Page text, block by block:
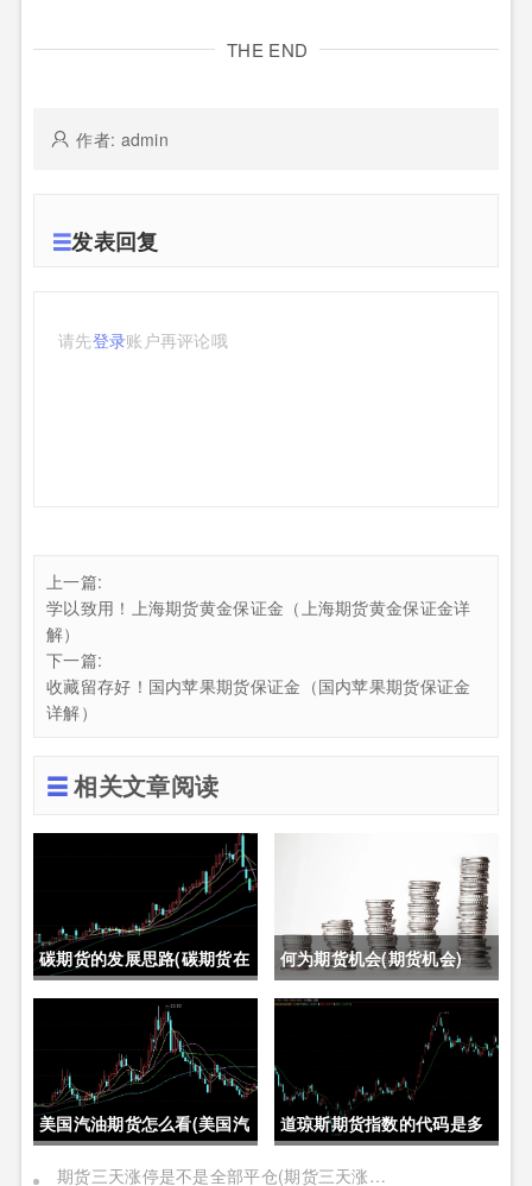
THE END
作者: admin
发表回复
请先登录账户再评论哦
上一篇:
学以致用！上海期货黄金保证金（上海期货黄金保证金详
解）
下一篇:
收藏留存好！国内苹果期货保证金（国内苹果期货保证金
详解）
相关文章阅读
碳期货的发展思路(碳期货在
中国的发展)
何为期货机会(期货机会)
美国汽油期货怎么看(美国汽
油期货价格)
道琼斯期货指数的代码是多
少位(道琼斯期货指数的代码
期货三天涨停是不是全部平仓(期货三天涨停是不是全部平仓了)